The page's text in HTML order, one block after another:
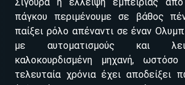
πάγκου περιμένουμε σε βάθος
παίξει ρόλο απέναντι σε έναν
με αυτοματισμούς και
καλοκουρδισμένη μηχανή,
τελευταία χρόνια έχει αποδείξει
Βρέθηκε